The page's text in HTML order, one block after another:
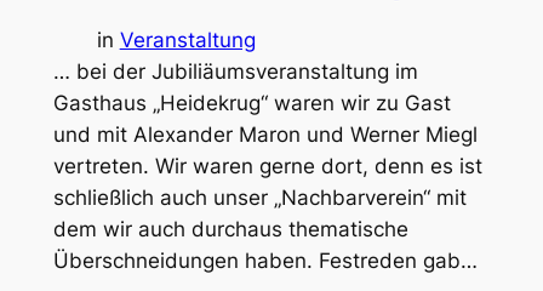
in Veranstaltung
… bei der Jubiliäumsveranstaltung im
Gasthaus „Heidekrug“ waren wir zu Gast
und mit Alexander Maron und Werner Miegl
vertreten. Wir waren gerne dort, denn es ist
schließlich auch unser „Nachbarverein“ mit
dem wir auch durchaus thematische
Überschneidungen haben. Festreden gab…